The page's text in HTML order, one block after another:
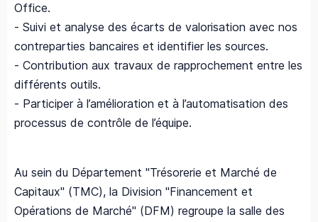
Office.
- Suivi et analyse des écarts de valorisation avec nos
contreparties bancaires et identifier les sources.
- Contribution aux travaux de rapprochement entre les
différents outils.
- Participer à l’amélioration et à l’automatisation des
processus de contrôle de l’équipe.
Au sein du Département "Trésorerie et Marché de
Capitaux" (TMC), la Division "Financement et
Opérations de Marché" (DFM) regroupe la salle des